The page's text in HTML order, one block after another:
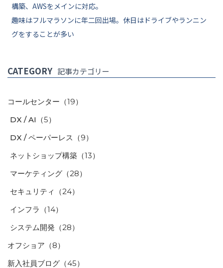
構築、AWSをメインに対応。
趣味はフルマラソンに年二回出場。休日はドライブやランニン
グをすることが多い
CATEGORY 記事カテゴリー
コールセンター （19）
DX / AI （5）
DX / ペーパーレス （9）
ネットショップ構築 （13）
マーケティング （28）
セキュリティ
（24）
インフラ （14）
システム開発 （28）
オフショア （8）
新入社員ブログ （45）